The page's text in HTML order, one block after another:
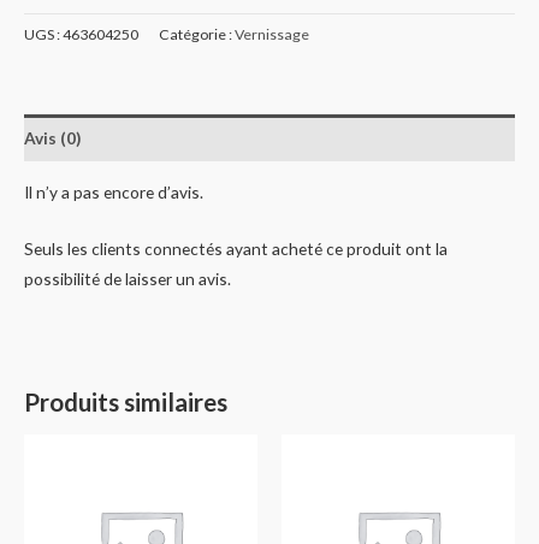
UGS :463604250 Catégorie :Vernissage
Avis (0)
Il n’y a pas encore d’avis.
Seuls les clients connectés ayant acheté ce produit ont la
possibilité de laisser un avis.
Produits similaires